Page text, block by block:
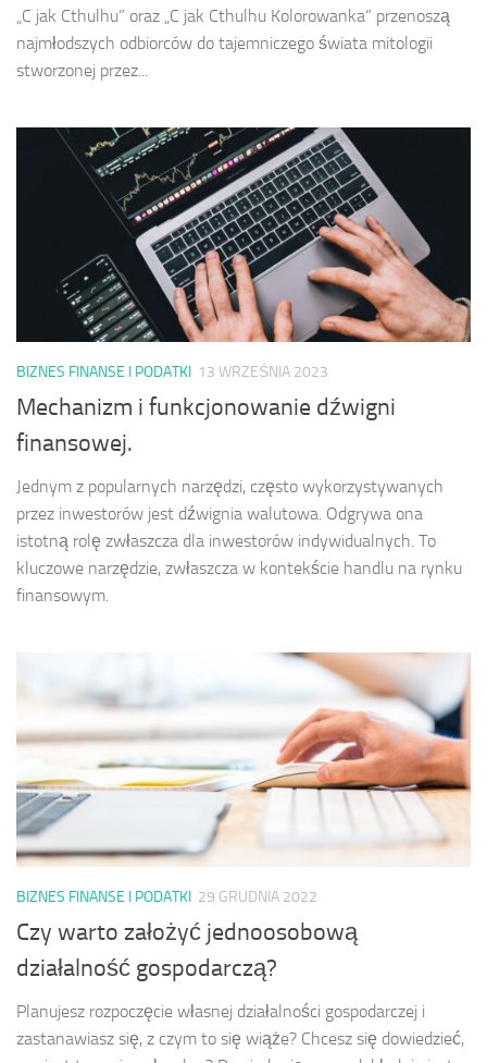
„C jak Cthulhu” oraz „C jak Cthulhu Kolorowanka” przenoszą
najmłodszych odbiorców do tajemniczego świata mitologii
stworzonej przez...
BIZNES FINANSE I PODATKI 13 WRZEŚNIA 2023
Mechanizm i funkcjonowanie dźwigni
finansowej.
Jednym z popularnych narzędzi, często wykorzystywanych
przez inwestorów jest dźwignia walutowa. Odgrywa ona
istotną rolę zwłaszcza dla inwestorów indywidualnych. To
kluczowe narzędzie, zwłaszcza w kontekście handlu na rynku
finansowym.
BIZNES FINANSE I PODATKI 29 GRUDNIA 2022
Czy warto założyć jednoosobową
działalność gospodarczą?
Planujesz rozpoczęcie własnej działalności gospodarczej i
zastanawiasz się, z czym to się wiąże? Chcesz się dowiedzieć,